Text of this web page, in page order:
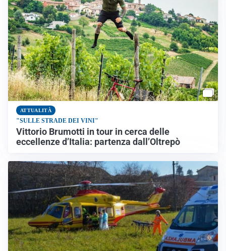
ATTUALITÀ
"SULLE STRADE DEI VINI"
Vittorio Brumotti in tour in cerca delle
eccellenze d’Italia: partenza dall’Oltrepò